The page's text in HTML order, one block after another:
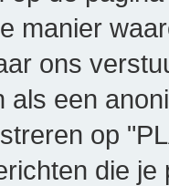
manier
ons
als een
op
die